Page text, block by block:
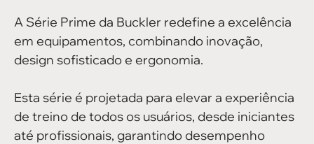
A Série Prime da Buckler redefine a excelência
em equipamentos, combinando inovação,
design sofisticado e ergonomia.
Esta série é projetada para elevar a experiência
de treino de todos os usuários, desde iniciantes
até profissionais, garantindo desempenho